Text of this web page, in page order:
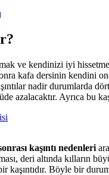
ve kendinizi iyi
kafa dersinin kendini
nadir durumlarda
azalacaktır. Ayrıca bu
kaşıntı nedenleri
deri altında kılların
kaşıntıdır. Böyle bir